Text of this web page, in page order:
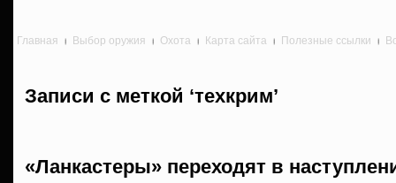
Главная Выбор оружия Охота Карта сайта Полезные ссылки
Записи с меткой ‘техкрим’
«Ланкастеры» переходят в